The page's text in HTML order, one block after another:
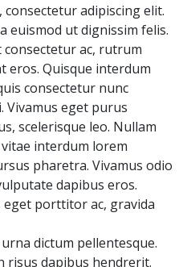
adipiscing elit.
euismod ut dignissim felis.
ac, rutrum
eros. Quisque interdum
consectetur nunc
Vivamus eget purus
scelerisque leo. Nullam
interdum lorem
pharetra. Vivamus odio
dapibus eros.
eget porttitor ac, gravida
dictum pellentesque.
risus dapibus hendrerit.